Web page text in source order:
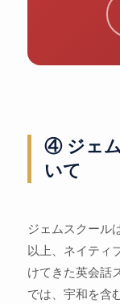
④ ジェ
いて
ジェムスクール
以上、ネイティ
けてきた英会話
では、宇和を含